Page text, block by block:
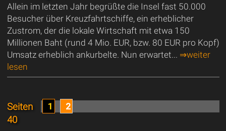
Allein im letzten Jahr begrüßte die Insel fast 50.000
Besucher über Kreuzfahrtschiffe, ein erheblicher
Zustrom, der die lokale Wirtschaft mit etwa 150
Millionen Baht (rund 4 Mio. EUR, bzw. 80 EUR pro Kopf)
Umsatz erheblich ankurbelte. Nun erwartet... ⇒weiter
lesen
Seiten
40
1 2